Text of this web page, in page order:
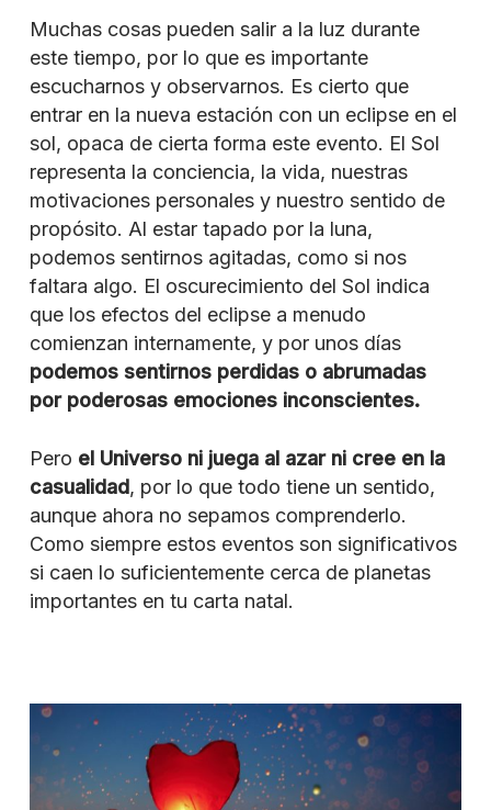
Muchas cosas pueden salir a la luz durante
este tiempo, por lo que es importante
escucharnos y observarnos. Es cierto que
entrar en la nueva estación con un eclipse en el
sol, opaca de cierta forma este evento. El Sol
representa la conciencia, la vida, nuestras
motivaciones personales y nuestro sentido de
propósito. Al estar tapado por la luna,
podemos sentirnos agitadas, como si nos
faltara algo. El oscurecimiento del Sol indica
que los efectos del eclipse a menudo
comienzan internamente, y por unos días
podemos sentirnos perdidas o abrumadas
por poderosas emociones inconscientes.
Pero el Universo ni juega al azar ni cree en la
casualidad, por lo que todo tiene un sentido,
aunque ahora no sepamos comprenderlo.
Como siempre estos eventos son significativos
si caen lo suficientemente cerca de planetas
importantes en tu carta natal.